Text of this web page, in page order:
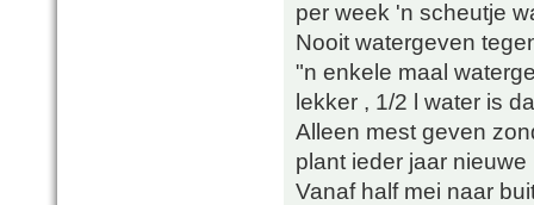
per week 'n scheutje
Nooit watergeven
"n enkele maal
lekker , 1/2 l water is
Alleen mest geven
plant ieder jaar
Vanaf half mei naar